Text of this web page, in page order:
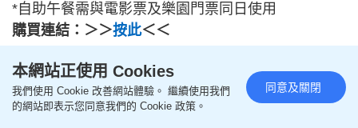
*自助午餐需與電影票及樂園門票同日使用
購買連結：＞＞按此＜＜
優惠詳情：
優惠期（預訂期）：2026年8月6日10:00至8月12日
23:59
本網站正使用 Cookies
我們使用 Cookie 改善網站體驗。 繼續使用我們
的網站即表示您同意我們的 Cookie 政策。
同意及關閉